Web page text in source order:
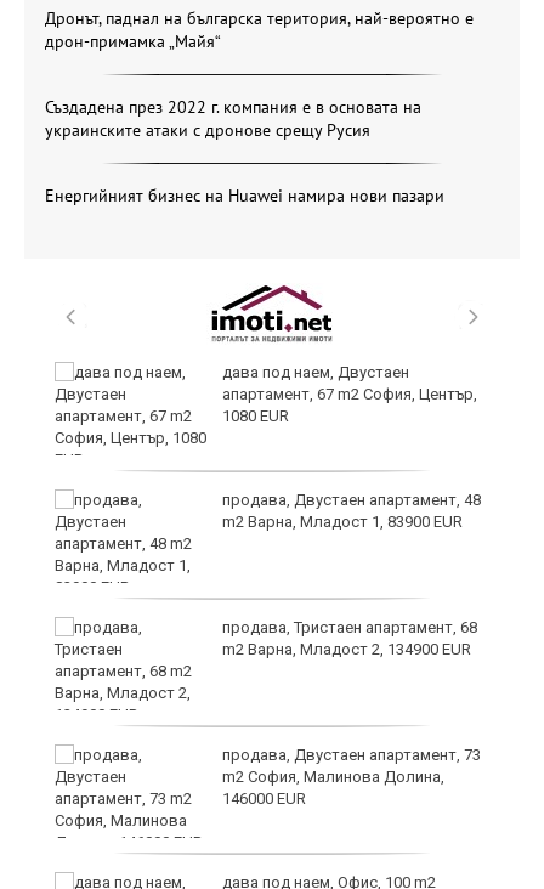
Дронът, паднал на българска територия, най-вероятно е
дрон-примамка „Майя“
Създадена през 2022 г. компания е в основата на
украинските атаки с дронове срещу Русия
Енергийният бизнес на Huawei намира нови пазари
дава под наем, Двустаен
апартамент, 67 m2 София, Център,
1080 EUR
продава, Двустаен апартамент, 48
m2 Варна, Младост 1, 83900 EUR
продава, Тристаен апартамент, 68
m2 Варна, Младост 2, 134900 EUR
продава, Двустаен апартамент, 73
m2 София, Малинова Долина,
146000 EUR
дава под наем, Офис, 100 m2